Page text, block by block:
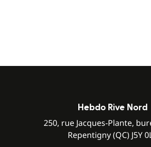
Hebdo Rive Nord
250, rue Jacques-Plante,
Repentigny (QC) J5Y